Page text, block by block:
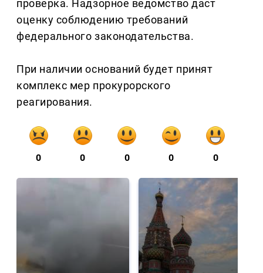
проверка. ‎Надзорное ведомство даст
оценку соблюдению требований
федерального законодательства.
При наличии оснований будет принят
комплекс мер прокурорского
реагирования.
0 0 0 0 0